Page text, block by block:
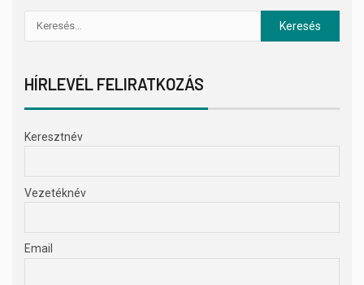
HÍRLEVÉL FELIRATKOZÁS
Keresztnév
Vezetéknév
Email